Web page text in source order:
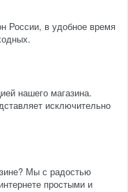
России, в удобное время
нашего магазина.
исключительно
Мы с радостью
простыми и